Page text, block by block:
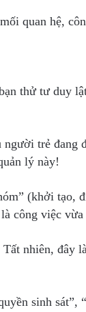
quan hệ,
thử tư duy
trẻ đang
lý này!
(khởi tạo,
công việc vừa
nhiên, đây
sinh sát”,